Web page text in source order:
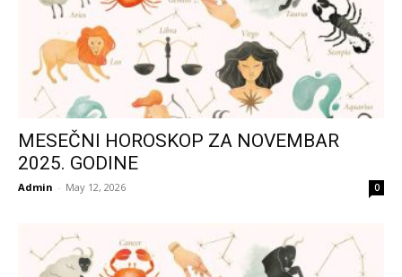
MESEČNI HOROSKOP ZA NOVEMBAR
2025. GODINE
Admin - May 12, 2026 0